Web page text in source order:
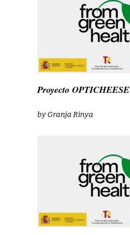
Proyecto OPTICHEESE
byGranja Rinya